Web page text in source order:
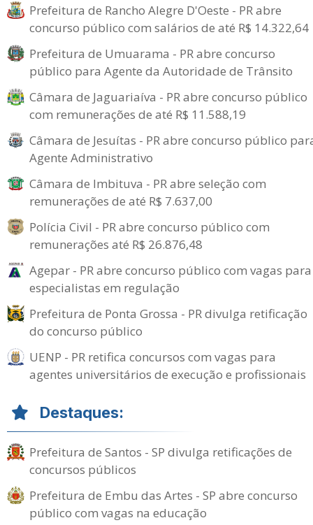
Prefeitura de Rancho Alegre D'Oeste - PR abre
concurso público com salários de até R$ 14.322,64
Prefeitura de Umuarama - PR abre concurso
público para Agente da Autoridade de Trânsito
Câmara de Jaguariaíva - PR abre concurso público
com remunerações de até R$ 11.588,19
Câmara de Jesuítas - PR abre concurso público
Agente Administrativo
Câmara de Imbituva - PR abre seleção com
remunerações de até R$ 7.637,00
Polícia Civil - PR abre concurso público com
remunerações até R$ 26.876,48
Agepar - PR abre concurso público com vagas para
especialistas em regulação
Prefeitura de Ponta Grossa - PR divulga retificação
do concurso público
UENP - PR retifica concursos com vagas para
agentes universitários de execução e profissionais
Destaques:
Prefeitura de Santos - SP divulga retificações de
concursos públicos
Prefeitura de Embu das Artes - SP abre concurso
público com vagas na educação